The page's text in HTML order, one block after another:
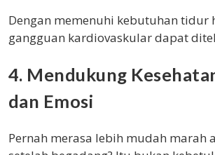
Dengan memenuhi kebutuhan tidur
gangguan kardiovaskular dapat
4. Mendukung
dan Emosi
Pernah merasa lebih mudah marah